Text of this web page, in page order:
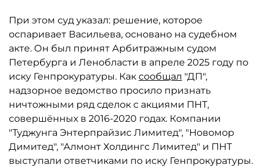
При этом суд указал: решение, которое
оспаривает Васильева, основано на судебном
акте. Он был принят Арбитражным судом
Петербурга и Ленобласти в апреле 2025 году по
иску Генпрокуратуры. Как сообщал "ДП",
надзорное ведомство просило признать
ничтожными ряд сделок с акциями ПНТ,
совершённых в 2016-2020 годах. Компании
"Туджунга Энтерпрайзис Лимитед", "Новомор
Димитед", "Алмонт Холдингс Лимитед" и ПНТ
выступали ответчиками по иску Генпрокуратуры.